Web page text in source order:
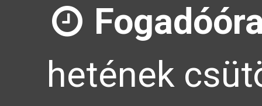
hetének